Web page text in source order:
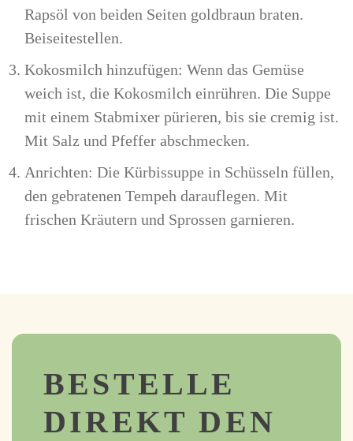
Rapsöl von beiden Seiten goldbraun braten.
Beiseitestellen.
Kokosmilch hinzufügen: Wenn das Gemüse
weich ist, die Kokosmilch einrühren. Die Suppe
mit einem Stabmixer pürieren, bis sie cremig ist.
Mit Salz und Pfeffer abschmecken.
Anrichten: Die Kürbissuppe in Schüsseln füllen,
den gebratenen Tempeh darauflegen. Mit
frischen Kräutern und Sprossen garnieren.
BESTELLE
DIREKT DEN